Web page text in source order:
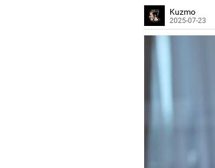
Kuzmo
2025-07-23